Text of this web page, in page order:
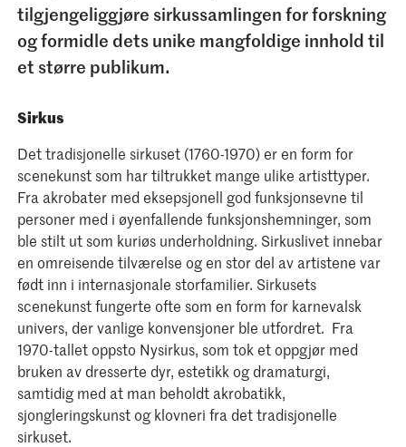
tilgjengeliggjøre sirkussamlingen for forskning
og formidle dets unike mangfoldige innhold til
et større publikum.
Sirkus
Det tradisjonelle sirkuset (1760-1970) er en form for
scenekunst som har tiltrukket mange ulike artisttyper.
Fra akrobater med eksepsjonell god funksjonsevne til
personer med i øyenfallende funksjonshemninger, som
ble stilt ut som kuriøs underholdning. Sirkuslivet innebar
en omreisende tilværelse og en stor del av artistene var
født inn i internasjonale storfamilier. Sirkusets
scenekunst fungerte ofte som en form for karnevalsk
univers, der vanlige konvensjoner ble utfordret. Fra
1970-tallet oppsto Nysirkus, som tok et oppgjør med
bruken av dresserte dyr, estetikk og dramaturgi,
samtidig med at man beholdt akrobatikk,
sjongleringskunst og klovneri fra det tradisjonelle
sirkuset.